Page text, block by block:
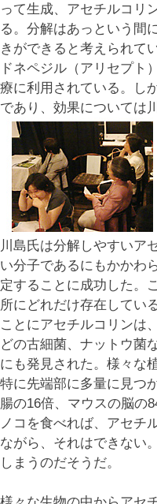
って生成、アセチルコリ
る。分解はあっという間
きができると考えられて
ドネペジル（アリセプト
療に利用されている。し
であり、効果については
川島氏は分解しやすいア
い分子であるにもかかわ
定することに成功した。
所にどれだけ存在してい
ことにアセチルコリンは
どの古細菌、ナットウ菌
にも発見された。様々な
特に先端部に多量に見つ
腸の16倍、マウスの脳の
ノコを食べれば、アセチ
ながら、それはできない
しまうのだそうだ。